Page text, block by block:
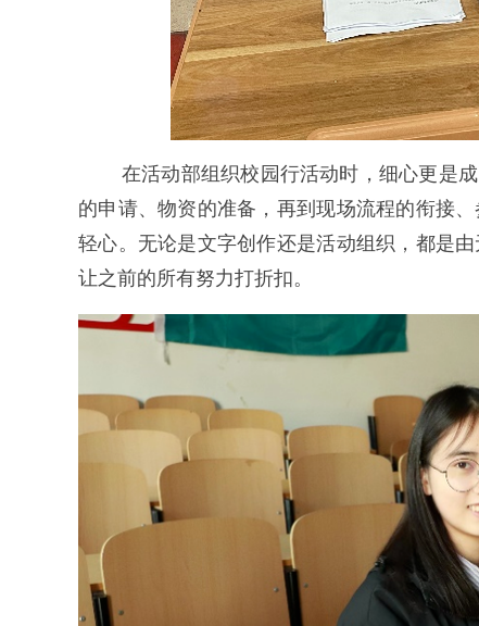
在活动部组织校园行活动时，细心更是
的申请、物资的准备，再到现场流程的衔接
轻心。无论是文字创作还是活动组织，都是
让之前的所有努力打折扣。